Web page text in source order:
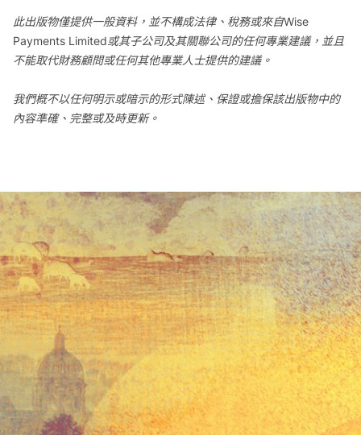
此出版物僅提供一般資料，並不構成法律、稅務或來自Wise
Payments Limited或其子公司及其關聯公司的任何專業建議，並且
不能取代財務顧問或任何其他專業人士提供的建議。
我們概不以任何明示或暗示的形式陳述、保證或擔保該出版物中的
內容準確、完整或及時更新。